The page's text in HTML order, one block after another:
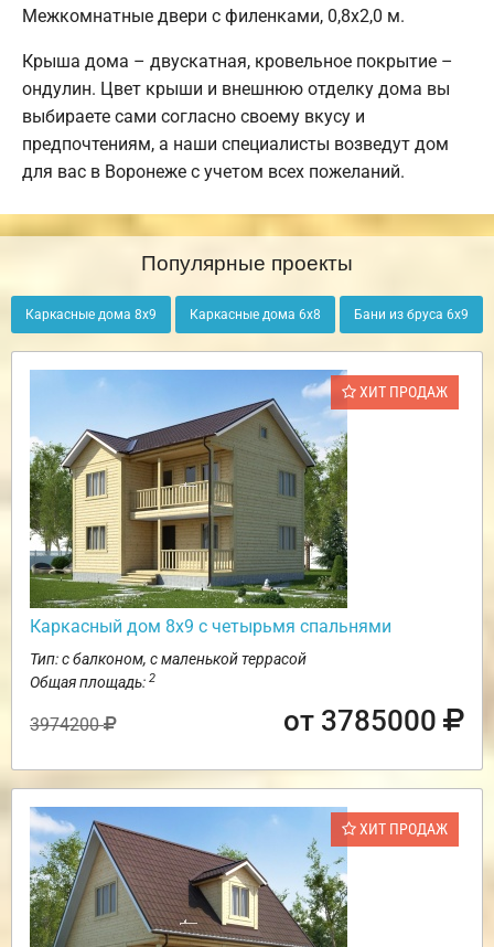
Межкомнатные двери с филенками, 0,8х2,0 м.
Крыша дома – двускатная, кровельное покрытие –
ондулин. Цвет крыши и внешнюю отделку дома вы
выбираете сами согласно своему вкусу и
предпочтениям, а наши специалисты возведут дом
для вас в Воронеже с учетом всех пожеланий.
Популярные проекты
Каркасные дома 8х9 Каркасные дома 6х8 Бани из бруса 6х9
ХИТ ПРОДАЖ
Каркасный дом 8х9 с четырьмя спальнями
Тип: с балконом, с маленькой террасой
Общая площадь: 2
3974200 от 3785000
ХИТ ПРОДАЖ